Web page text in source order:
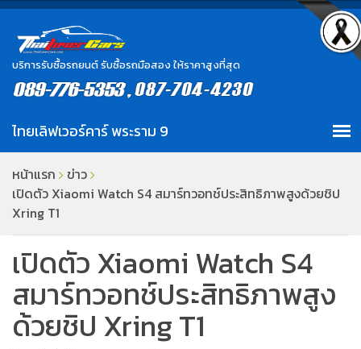
บริการรับซื้อรถยนต์ รับซื้อรถมือสอง ให้ราคาสูงที่สุด
หน้าแรก
ข่าว
เปิดตัว Xiaomi Watch S4 สมาร์ทวอทช์ประสิทธิภาพสูงด้วยชิป
Xring T1
เปิดตัว Xiaomi Watch S4
สมาร์ทวอทช์ประสิทธิภาพสูง
ด้วยชิป Xring T1